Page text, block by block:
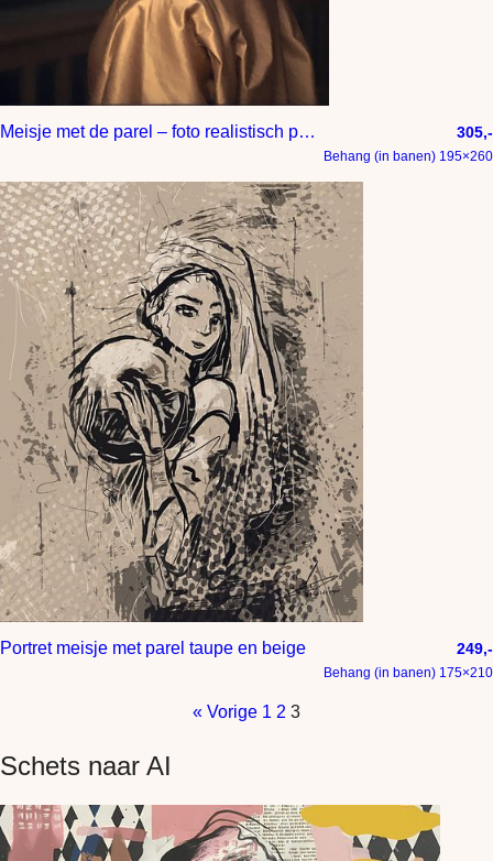
Meisje met de parel – foto realistisch potret 305,-
Behang (in banen) 195×260
Portret meisje met parel taupe en beige 249,-
Behang (in banen) 175×210
« Vorige 1 2 3
Schets naar AI